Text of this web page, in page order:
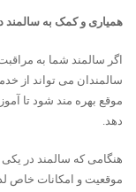
همیاری و کمک به سالمند
اگر سالمند شما به
سالمندان می تواند از
موقع بهره مند شود تا
دهد.
هنگامی که سالمند در یکی
موقعیت و امکانات خاص